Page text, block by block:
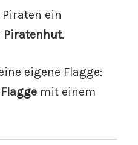
ein
Piratenhut.
eigene Flagge:
Flagge mit einem